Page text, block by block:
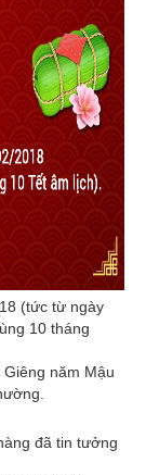
(tức từ ngày
10 tháng
năm Mậu
đã tin tưởng